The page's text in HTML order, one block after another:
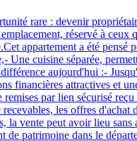
rare : devenir
réservé à
appartement a été
Une cuisine séparée,
aujourd'hui :-
financières attractives et
par lien sécurisé
les offres
vente peut avoir lieu
patrimoine dans le